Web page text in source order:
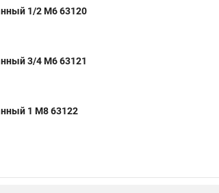
1/2 М6 63120
3/4 М6 63121
1 М8 63122